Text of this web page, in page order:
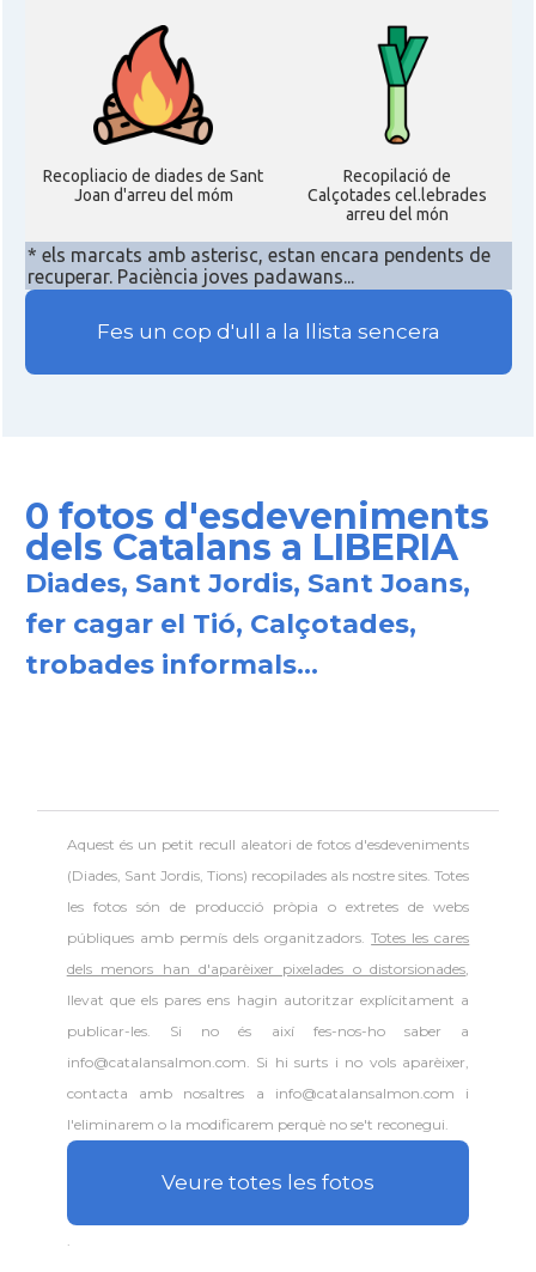
Recopliacio de diades de Sant
Joan d'arreu del móm
Recopilació de
Calçotades cel.lebrades
arreu del món
* els marcats amb asterisc, estan encara pendents de
recuperar. Paciència joves padawans...
Fes un cop d'ull a la llista sencera
0 fotos d'esdeveniments
dels Catalans a LIBERIA
Diades, Sant Jordis, Sant Joans,
fer cagar el Tió, Calçotades,
trobades informals...
Aquest és un petit recull aleatori defotos d'esdeveniments
(Diades, Sant Jordis, Tions) recopilades als nostre sites. Totes
les fotos són de producció pròpia o extretes de webs
públiques amb permís dels organitzadors.Totes les cares
dels menors han d'aparèixer pixelades o distorsionades,
llevat que els pares ens hagin autoritzar explícitament a
publicar-les. Si no és així fes-nos-ho saber a
info@catalansalmon.com. Si hi surts i no vols aparèixer,
contacta amb nosaltres a info@catalansalmon.com i
l'eliminarem o la modificarem perquè no se't reconegui.
Veure totes les fotos